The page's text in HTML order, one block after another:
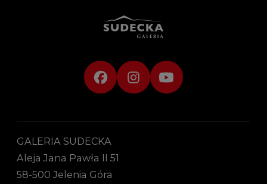
GALERIA SUDECKA
Aleja Jana Pawła II 51
58-500 Jelenia Góra